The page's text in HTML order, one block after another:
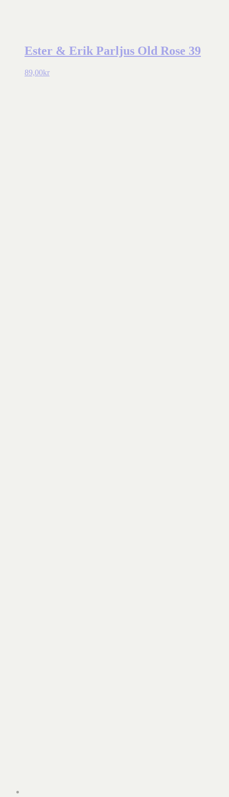
Ester & Erik Parljus Old Rose 39
89,00kr